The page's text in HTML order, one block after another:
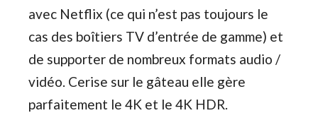
avec Netflix (ce qui n’est pas toujours le
cas des boîtiers TV d’entrée de gamme) et
de supporter de nombreux formats audio /
vidéo. Cerise sur le gâteau elle gère
parfaitement le 4K et le 4K HDR.